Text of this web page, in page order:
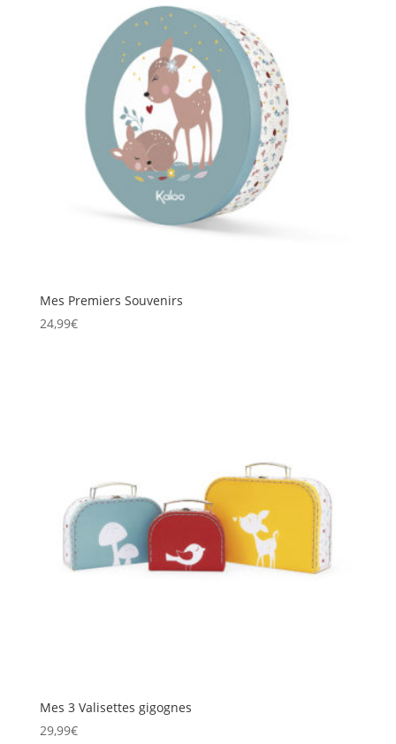
Mes Premiers Souvenirs
24,99€
Mes 3 Valisettes gigognes
29,99€